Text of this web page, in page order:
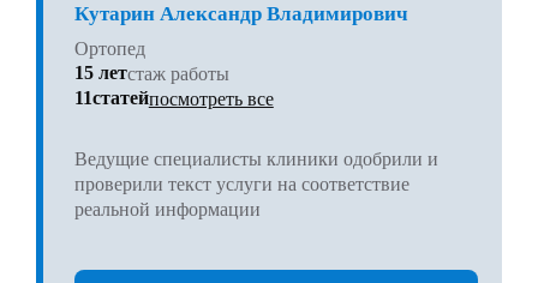
Кутарин Александр Владимирович
Ортопед
15 летстаж работы
11статейпосмотреть все
Ведущие специалисты клиники одобрили и
проверили текст услуги на соответствие
реальной информации